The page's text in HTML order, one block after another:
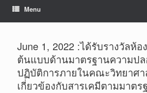
Menu
June 1, 2022 :ได้รับรางวัลห้
ต้นแบบด้านมาตรฐานความป
ปฏิบัติการภายในคณะวิทยาศ
เกี่ยวข้องกับสารเคมีตามมาตร